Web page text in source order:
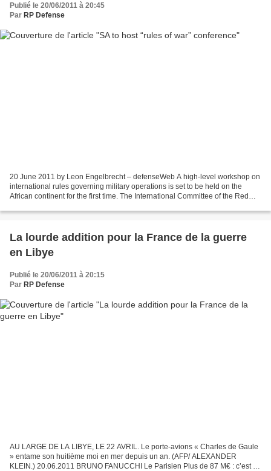
Publié le 20/06/2011 à 20:45
Par RP Defense
20 June 2011 by Leon Engelbrecht – defenseWeb A high-level workshop on
international rules governing military operations is set to be held on the
African continent for the first time. The International Committee of the Red
La lourde addition pour la France de la guerre
en Libye
Publié le 20/06/2011 à 20:15
Par RP Defense
AU LARGE DE LA LIBYE, LE 22 AVRIL. Le porte-avions « Charles de Gaule
» entame son huitième moi en mer depuis un an. (AFP/ ALEXANDER
KLEIN.) 20.06.2011 BRUNO FANUCCHI Le Parisien Plus de 87 M€ : c’est ce